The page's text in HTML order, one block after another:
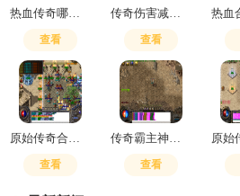
热血传奇哪个角色最厉害
查看
传奇伤害减免怎么计算
查看
原始传奇合成绿玉屠龙怎么获得的
查看
传奇霸主神器合成技巧攻略
查看